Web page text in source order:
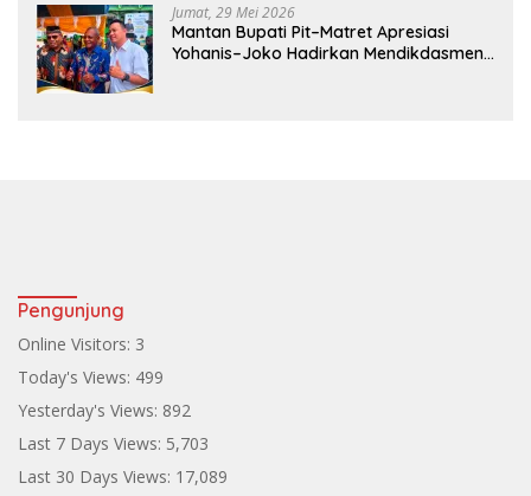
Jumat, 29 Mei 2026
Mantan Bupati Pit–Matret Apresiasi
Yohanis–Joko Hadirkan Mendikdasmen
Pengunjung
Online Visitors: 3
Today's Views: 499
Yesterday's Views: 892
Last 7 Days Views: 5,703
Last 30 Days Views: 17,089